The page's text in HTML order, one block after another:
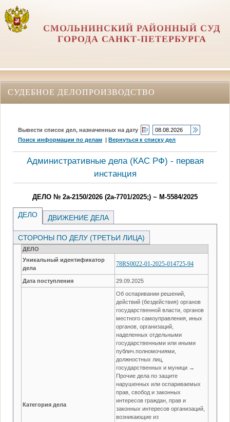
СМОЛЬНИНСКИЙ РАЙОННЫЙ СУД
ГОРОДА САНКТ-ПЕТЕРБУРГА
СУДЕБНОЕ ДЕЛОПРОИЗВОДСТВО
Вывести список дел, назначенных на дату
Поиск информации по делам |Вернуться к списку дел
Административные дела (КАC РФ) - первая
инстанция
ДЕЛО № 2а-2150/2026 (2а-7701/2025;) ~ М-5584/2025
ДЕЛО ДВИЖЕНИЕ ДЕЛА
СТОРОНЫ ПО ДЕЛУ (ТРЕТЬИ ЛИЦА)
ДЕЛО
Уникальный идентификатор
дела
78RS0022-01-2025-014725-94
Дата поступления 29.09.2025
Категория дела
Об оспаривании решений,
действий (бездействия) органов
государственной власти, органов
местного самоуправления, иных
органов, организаций,
наделенных отдельными
государственными или иными
публич.полномочиями,
должностных лиц,
государственных и муници →
Прочие дела по защите
нарушенных или оспариваемых
прав, свобод и законных
интересов граждан, прав и
законных интересов организаций,
возникающие из